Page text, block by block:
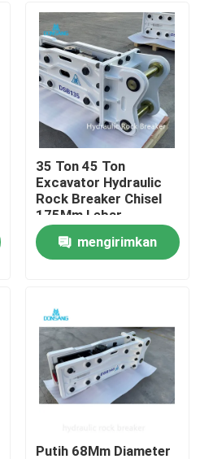
35 Ton 45 Ton
Excavator Hydraulic
Rock Breaker Chisel
175Mm Lebar
Hydraulic Breaker
Hammermengirimkan
Putih 68Mm Diameter